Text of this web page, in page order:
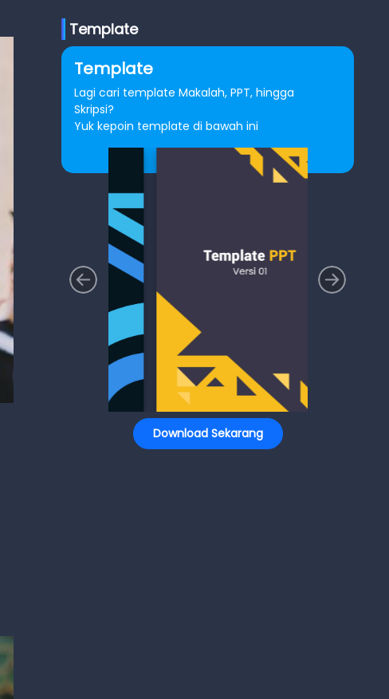
Template
Template
Lagi cari template Makalah, PPT, hingga
Skripsi?
Yuk kepoin template di bawah ini
Download Sekarang